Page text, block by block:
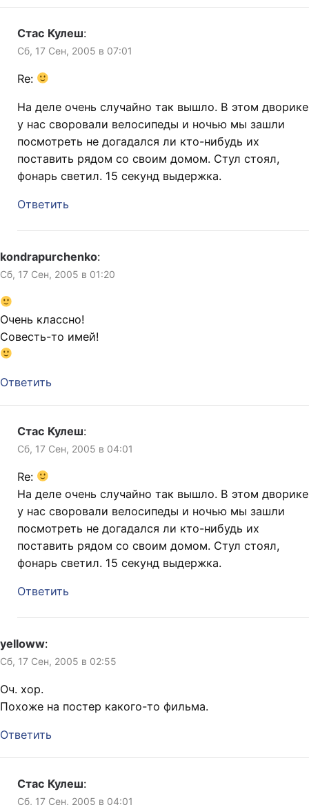
Стас Кулеш:
Сб, 17 Сен, 2005 в 07:01
Re:
На деле очень случайно так вышло. В этом дворике
у нас своровали велосипеды и ночью мы зашли
посмотреть не догадался ли кто-нибудь их
поставить рядом со своим домом. Стул стоял,
фонарь светил. 15 секунд выдержка.
Ответить
kondrapurchenko:
Сб, 17 Сен, 2005 в 01:20
Очень классно!
Совесть-то имей!
Ответить
Стас Кулеш:
Сб, 17 Сен, 2005 в 04:01
Re:
На деле очень случайно так вышло. В этом дворике
у нас своровали велосипеды и ночью мы зашли
посмотреть не догадался ли кто-нибудь их
поставить рядом со своим домом. Стул стоял,
фонарь светил. 15 секунд выдержка.
Ответить
yelloww:
Сб, 17 Сен, 2005 в 02:55
Оч. хор.
Похоже на постер какого-то фильма.
Ответить
Стас Кулеш:
Сб, 17 Сен, 2005 в 04:01